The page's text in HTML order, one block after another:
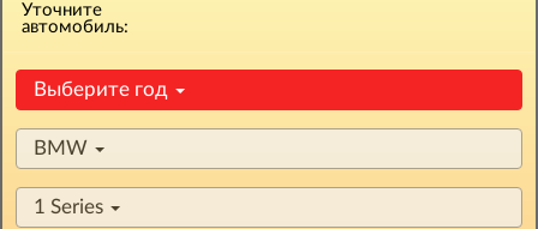
Уточните
автомобиль:
Выберите год
BMW
1 Series